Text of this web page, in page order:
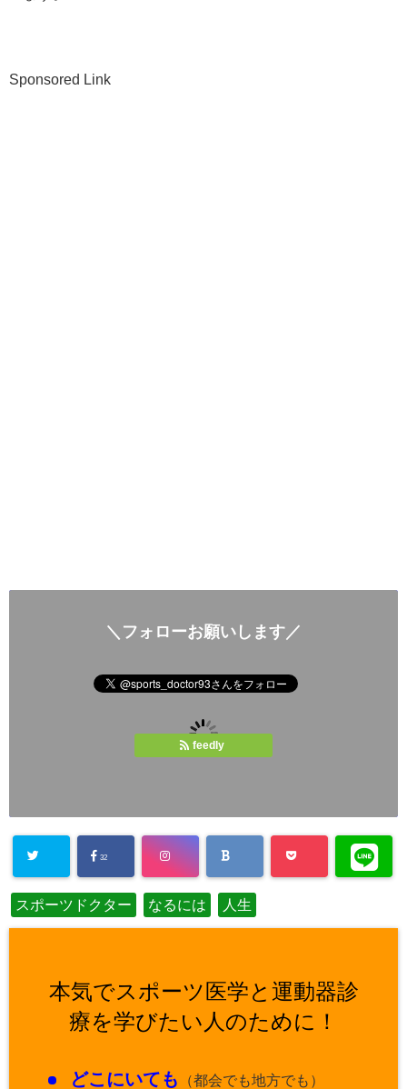
Sponsored Link
＼フォローお願いします／
feedly
32
スポーツドクター なるには 人生
本気でスポーツ医学と運動器診
療を学びたい人のために！
どこにいても （都会でも地方でも）